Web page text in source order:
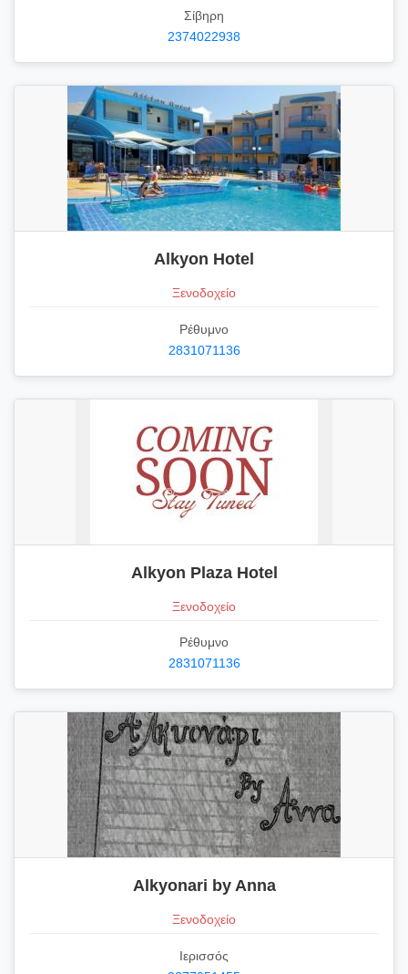
Σίβηρη
2374022938
Alkyon Hotel
Ξενοδοχείο
Ρέθυμνο
2831071136
Alkyon Plaza Hotel
Ξενοδοχείο
Ρέθυμνο
2831071136
Alkyonari by Anna
Ξενοδοχείο
Ιερισσός